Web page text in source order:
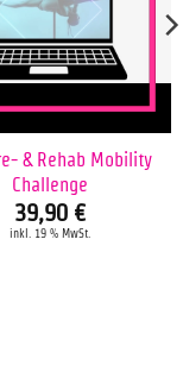
& Rehab Mobility
Challenge
39,90 €
inkl. 19 % MwSt.